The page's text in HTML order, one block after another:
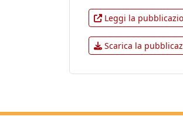
Leggi la
Scarica la